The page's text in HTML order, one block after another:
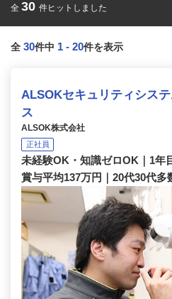
全 30 件ヒットしました
全 30件中 1 - 20件を表示
ALSOKセキュリティシス
ス
ALSOK株式会社
正社員
未経験OK・知識ゼロOK｜1年
賞与平均137万円｜20代30代多